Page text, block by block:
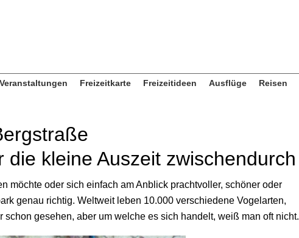
Veranstaltungen Freizeitkarte Freizeitideen Ausflüge Reisen
kleine Auszeit zwischendurch
möchte oder sich einfach am Anblick prachtvoller, schöner oder
genau richtig. Weltweit leben 10.000 verschiedene Vogelarten,
gesehen, aber um welche es sich handelt, weiß man oft nicht.